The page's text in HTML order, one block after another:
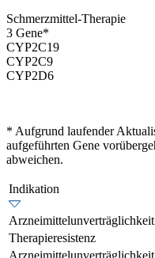
Schmerzmittel-Therapie
3 Gene*
CYP2C19
CYP2C9
CYP2D6
* Aufgrund laufender
aufgeführten Gene
abweichen.
Indikation
Arzneimittelunverträglichkeit
Therapieresistenz